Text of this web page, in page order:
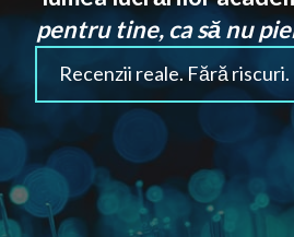
pentru tine, ca să nu
Recenzii reale. Fără